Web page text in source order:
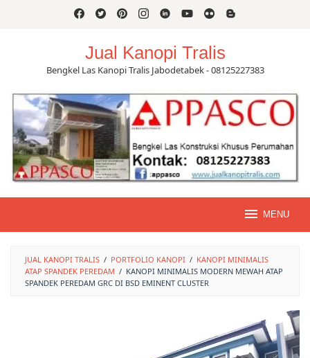
Jual Kanopi Tralis
Bengkel Las Kanopi Tralis Jabodetabek - 08125227383
MENU
JUAL KANOPI TRALIS / PORTFOLIO KANOPI / KANOPI MINIMALIS
ATAP SPANDEK PEREDAM / KANOPI MINIMALIS MODERN MEWAH ATAP
SPANDEK PEREDAM GRC DI BSD EMINENT CLUSTER